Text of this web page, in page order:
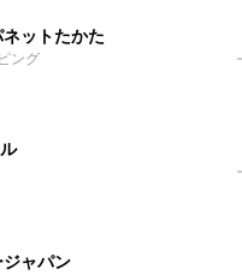
ネットたかた
ング
ジャパン